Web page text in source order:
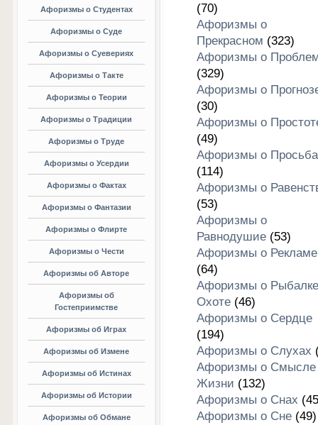
Афоризмы о Студентах
Афоризмы о Суде
Афоризмы о Суевериях
Афоризмы о Такте
Афоризмы о Теории
Афоризмы о Традиции
Афоризмы о Труде
Афоризмы о Усердии
Афоризмы о Фактах
Афоризмы о Фантазии
Афоризмы о Флирте
Афоризмы о Чести
Афоризмы об Авторе
Афоризмы об
Гостеприимстве
Афоризмы об Играх
Афоризмы об Измене
Афоризмы об Истинах
Афоризмы об Истории
Афоризмы об Обмане
(70)
Афоризмы о
Прекрасном (323)
Афоризмы о
(329)
Афоризмы о
(30)
Афоризмы о
(49)
Афоризмы о
(114)
Афоризмы о
(53)
Афоризмы о
Равнодушие(53)
Афоризмы о Рекламе
(64)
Афоризмы о
Охоте(46)
Афоризмы о Сердце
(194)
Афоризмы о Слухах
Афоризмы о Смысле
Жизни (132)
Афоризмы о Снах
Афоризмы о Сне(49)